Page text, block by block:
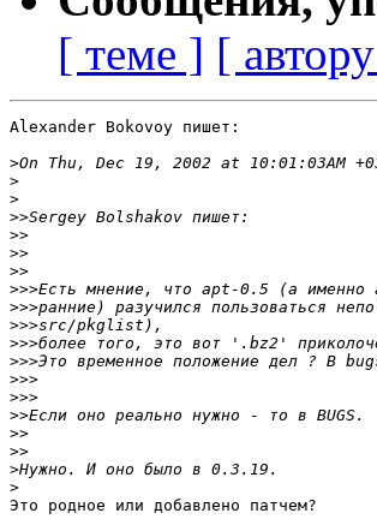
[ теме ] [
Alexander Bokovoy пишет:
>
>
>
>>
>>
>>
>>
>>>
>>>
>>>
>>>
>>>
>>>
>>>
>>
>>
>>
>
>
Это родное или добавлено патчем?